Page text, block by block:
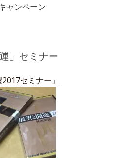
ャンペーン
」セミナー
2017セミナー」